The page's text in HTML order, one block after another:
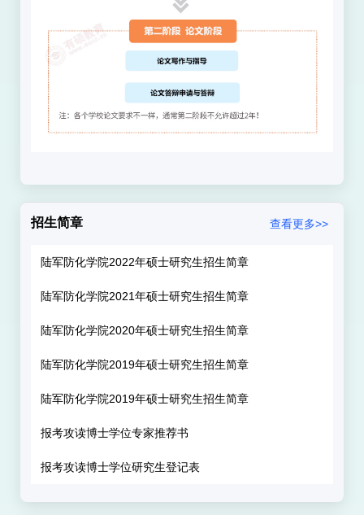
平米；校内外共有训练场地
21个，建有能够容纳3000名观众的综合
体育场；建成了千兆主干网、
多个
节点的园区网；图书馆面积5000
米，藏书42.5万册，中外期刊1000余
计划CNKI知识网络管理服务中心一级中
心。
多年来，学院深化教学改革，推进素
质教育，取得了明显成效。学生参加国
家英语四、六级统考，通过率超过北京
和北京地区大学生英语、数学、物理等
竞赛，获奖率名列前茅。
学院环境优美，风景宜人，被评为“全
国部门造林绿化400佳单位”、“全军首批
招生简章
陆军防化学院2022年硕士研究生招生简章
陆军防化学院2021年硕士研究生招生简章
陆军防化学院2020年硕士研究生招生简章
陆军防化学院2019年硕士研究生招生简章
陆军防化学院2019年硕士研究生招生简章
报考攻读博士学位专家推荐书
报考攻读博士学位研究生登记表
查看更多>>